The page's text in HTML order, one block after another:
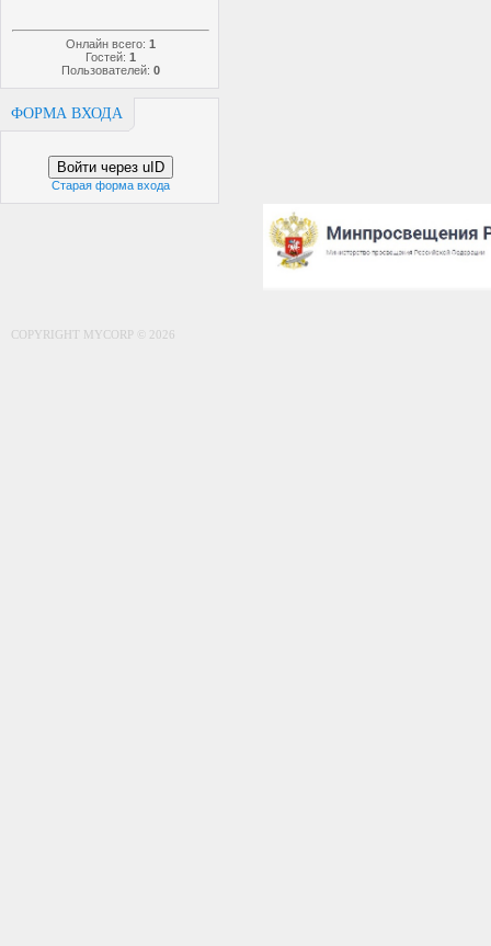
Онлайн всего: 1
Гостей: 1
Пользователей: 0
ФОРМА ВХОДА
Войти через uID
Старая форма входа
COPYRIGHT MYCORP © 2026